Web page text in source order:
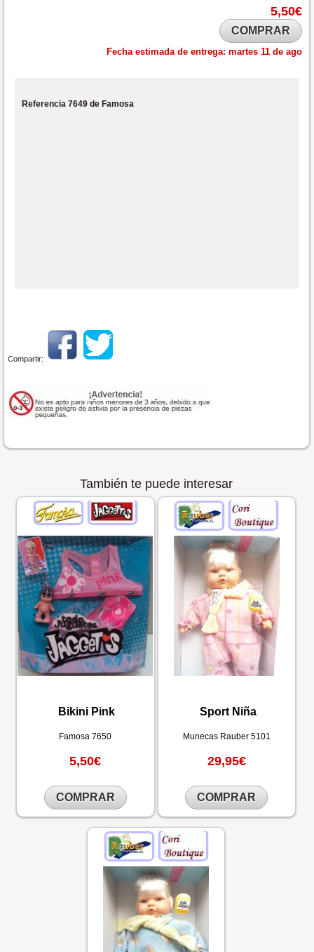
5,50€
COMPRAR
Fecha estimada de entrega: martes 11 de ago
Referencia 7649 de Famosa
Compartir:
También te puede interesar
Bikini Pink
Famosa 7650
5,50€
COMPRAR
Sport Niña
Munecas Rauber 5101
29,95€
COMPRAR